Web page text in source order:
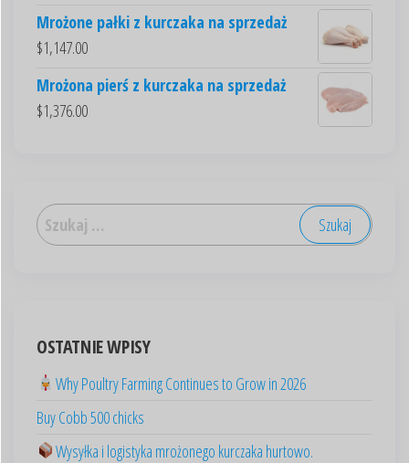
Mrożone pałki z kurczaka na sprzedaż
$1,147.00
Mrożona pierś z kurczaka na sprzedaż
$1,376.00
OSTATNIE WPISY
Why Poultry Farming Continues to Grow in 2026
Buy Cobb 500 chicks
Wysyłka i logistyka mrożonego kurczaka hurtowo.
Svenska
日本語
Español
Deutsch